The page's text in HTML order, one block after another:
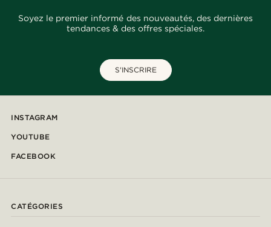
Soyez le premier informé des nouveautés, des dernières
tendances & des offres spéciales.
S'INSCRIRE
INSTAGRAM
YOUTUBE
FACEBOOK
CATÉGORIES